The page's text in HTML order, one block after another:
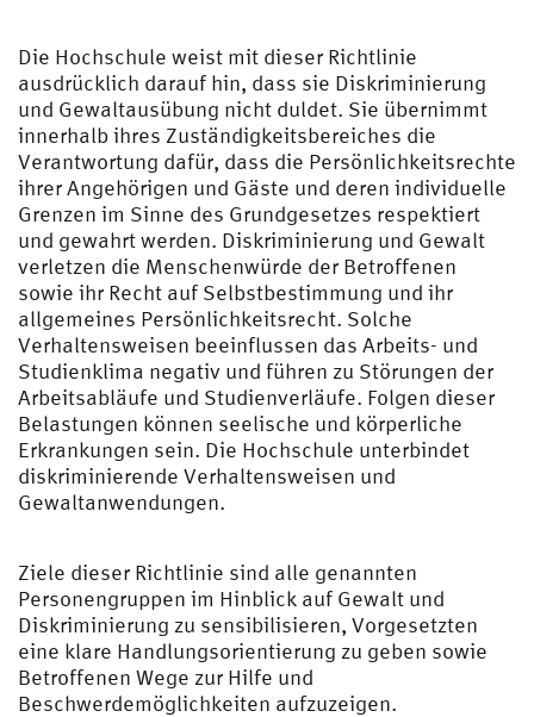
Die Hochschule weist mit dieser Richtlinie
ausdrücklich darauf hin, dass sie Diskriminierung
und Gewaltausübung nicht duldet. Sie übernimmt
innerhalb ihres Zuständigkeitsbereiches die
Verantwortung dafür, dass die Persönlichkeitsrechte
ihrer Angehörigen und Gäste und deren individuelle
Grenzen im Sinne des Grundgesetzes respektiert
und gewahrt werden. Diskriminierung und Gewalt
verletzen die Menschenwürde der Betroffenen
sowie ihr Recht auf Selbstbestimmung und ihr
allgemeines Persönlichkeitsrecht. Solche
Verhaltensweisen beeinflussen das Arbeits- und
Studienklima negativ und führen zu Störungen der
Arbeitsabläufe und Studienverläufe. Folgen dieser
Belastungen können seelische und körperliche
Erkrankungen sein. Die Hochschule unterbindet
diskriminierende Verhaltensweisen und
Gewaltanwendungen.
Ziele dieser Richtlinie sind alle genannten
Personengruppen im Hinblick auf Gewalt und
Diskriminierung zu sensibilisieren, Vorgesetzten
eine klare Handlungsorientierung zu geben sowie
Betroffenen Wege zur Hilfe und
Beschwerdemöglichkeiten aufzuzeigen.